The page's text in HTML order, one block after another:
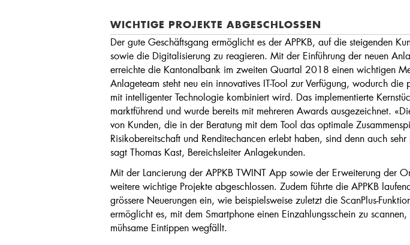
WICHTIGE PROJEKTE ABGESCHLOSSEN
Der gute Geschäftsgang ermöglicht es der APPKB, auf die steigenden
sowie die Digitalisierung zu reagieren. Mit der Einführung der neuen
erreichte die Kantonalbank im zweiten Quartal 2018 einen wichtigen
Anlageteam steht neu ein innovatives IT-Tool zur Verfügung, wodurch die
mit intelligenter Technologie kombiniert wird. Das implementierte
marktführend und wurde bereits mit mehreren Awards ausgezeichnet.
von Kunden, die in der Beratung mit dem Tool das optimale
Risikobereitschaft und Renditechancen erlebt haben, sind denn auch
sagt Thomas Kast, Bereichsleiter Anlagekunden.
Mit der Lancierung der APPKB TWINT App sowie der Erweiterung der
weitere wichtige Projekte abgeschlossen. Zudem führte die APPKB
grössere Neuerungen ein, wie beispielsweise zuletzt die ScanPlus-
ermöglicht es, mit dem Smartphone einen Einzahlungsschein zu
mühsame Eintippen wegfällt.